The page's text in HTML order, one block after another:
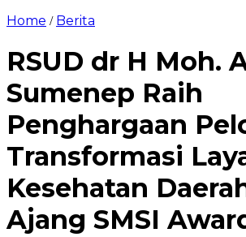
Home / Berita
RSUD dr H Moh.
Sumenep Raih
Penghargaan
Transformasi
Kesehatan
Ajang SMSI